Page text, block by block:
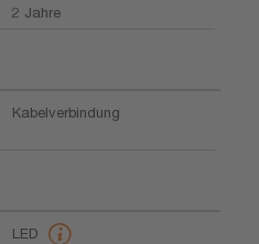
2 Jahre
Kabelverbindung
LED